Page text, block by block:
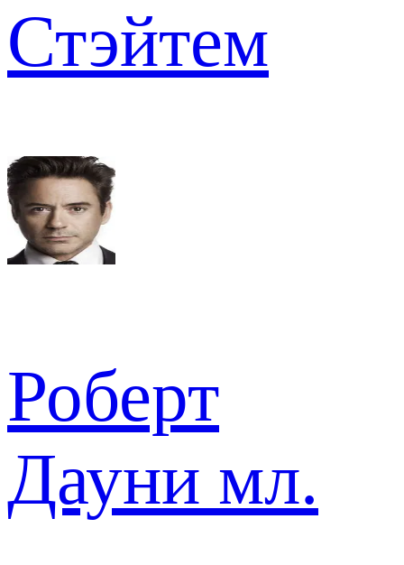
Стэйтем
Роберт
Дауни мл.